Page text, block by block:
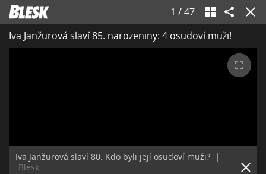
1 /47
Iva Janžurová slaví 85. narozeniny: 4 osudoví muži!
Iva Janžurová slaví 80: Kdo byli její osudoví muži?
|
Blesk